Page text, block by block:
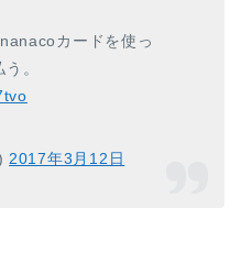
カードを使っ
。
2017年3月12日